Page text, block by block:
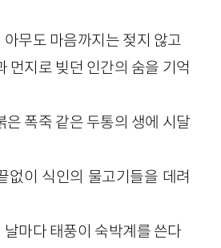
무도 마음까지는 젖지 않고
먼지로 빚던 인간의 숨을 기억
은 폭죽 같은 두통의 생에 시달
없이 식인의 물고기들을 데려
마다 태풍이 숙박계를 쓴다